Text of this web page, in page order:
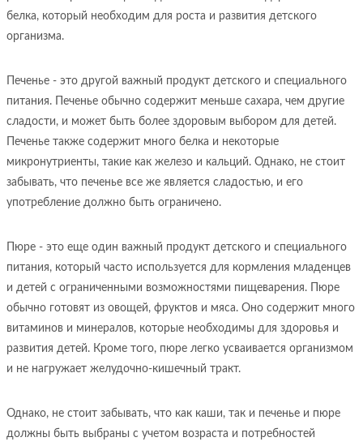
белка, который необходим для роста и развития детского
организма.
Печенье - это другой важный продукт детского и специального
питания. Печенье обычно содержит меньше сахара, чем другие
сладости, и может быть более здоровым выбором для детей.
Печенье также содержит много белка и некоторые
микронутриенты, такие как железо и кальций. Однако, не стоит
забывать, что печенье все же является сладостью, и его
употребление должно быть ограничено.
Пюре - это еще один важный продукт детского и специального
питания, который часто используется для кормления младенцев
и детей с ограниченными возможностями пищеварения. Пюре
обычно готовят из овощей, фруктов и мяса. Оно содержит много
витаминов и минералов, которые необходимы для здоровья и
развития детей. Кроме того, пюре легко усваивается организмом
и не нагружает желудочно-кишечный тракт.
Однако, не стоит забывать, что как каши, так и печенье и пюре
должны быть выбраны с учетом возраста и потребностей